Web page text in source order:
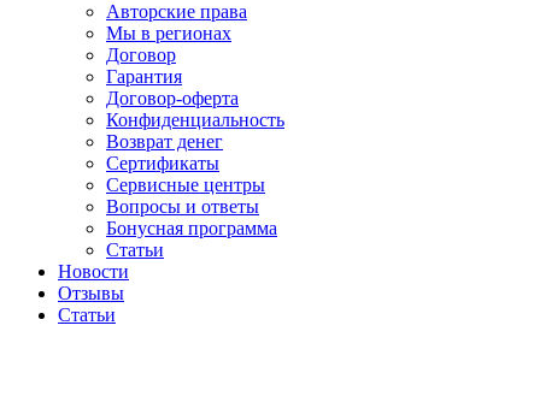
Авторские права
Мы в регионах
Договор
Гарантия
Договор-оферта
Конфиденциальность
Возврат денег
Сертификаты
Сервисные центры
Вопросы и ответы
Бонусная программа
Статьи
Новости
Отзывы
Статьи